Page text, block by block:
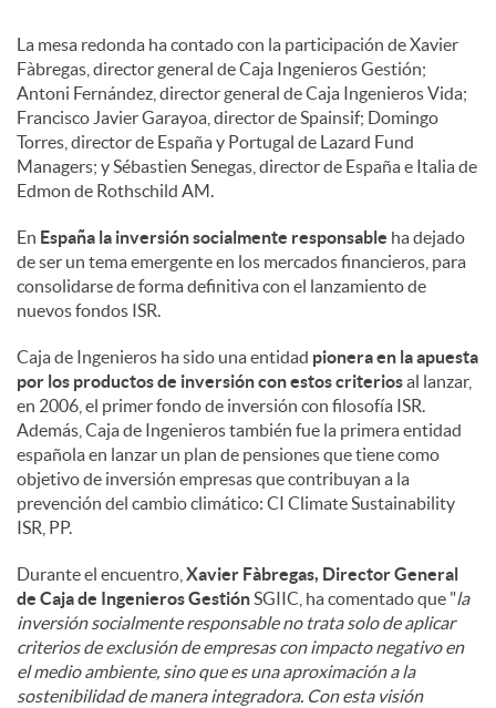
La mesa redonda ha contado con la participación de Xavier
Fàbregas, director general de Caja Ingenieros Gestión;
Antoni Fernández, director general de Caja Ingenieros Vida;
Francisco Javier Garayoa, director de Spainsif; Domingo
Torres, director de España y Portugal de Lazard Fund
Managers; y Sébastien Senegas, director de España e Italia de
Edmon de Rothschild AM.
En España la inversión socialmente responsable ha dejado
de ser un tema emergente en los mercados financieros, para
consolidarse de forma definitiva con el lanzamiento de
nuevos fondos ISR.
Caja de Ingenieros ha sido una entidad pionera en la apuesta
por los productos de inversióncon estos criteriosal lanzar,
en 2006, el primer fondo de inversión con filosofía ISR.
Además, Caja de Ingenieros también fue la primera entidad
española en lanzar un plan de pensiones que tiene como
objetivo de inversión empresas que contribuyan a la
prevención del cambio climático: CI Climate Sustainability
ISR, PP.
Durante el encuentro, Xavier Fàbregas, Director General
de Caja de Ingenieros GestiónSGIIC, ha comentado que "la
inversión socialmente responsable no trata solo de aplicar
criterios de exclusión de empresas con impacto negativo en
el medio ambiente, sino que es una aproximación a la
sostenibilidad de manera integradora. Con esta visión